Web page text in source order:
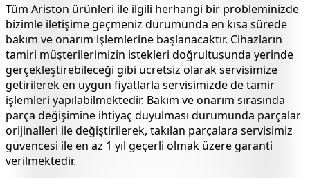
Tüm Ariston ürünleri ile ilgili herhangi bir probleminizde
bizimle iletişime geçmeniz durumunda en kısa sürede
bakım ve onarım işlemlerine başlanacaktır. Cihazların
tamiri müşterilerimizin istekleri doğrultusunda yerinde
gerçekleştirebileceği gibi ücretsiz olarak servisimize
getirilerek en uygun fiyatlarla servisimizde de tamir
işlemleri yapılabilmektedir. Bakım ve onarım sırasında
parça değişimine ihtiyaç duyulması durumunda parçalar
orijinalleri ile değiştirilerek, takılan parçalara servisimiz
güvencesi ile en az 1 yıl geçerli olmak üzere garanti
verilmektedir.